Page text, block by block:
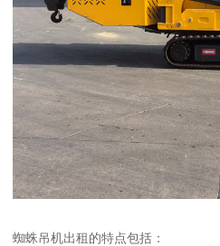
蜘蛛吊机出租的特点包括：